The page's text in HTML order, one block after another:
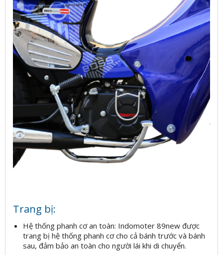
Trang bị:
Hệ thống phanh cơ an toàn: Indomoter 89new được
trang bị hệ thống phanh cơ cho cả bánh trước và bánh
sau, đảm bảo an toàn cho người lái khi di chuyển.